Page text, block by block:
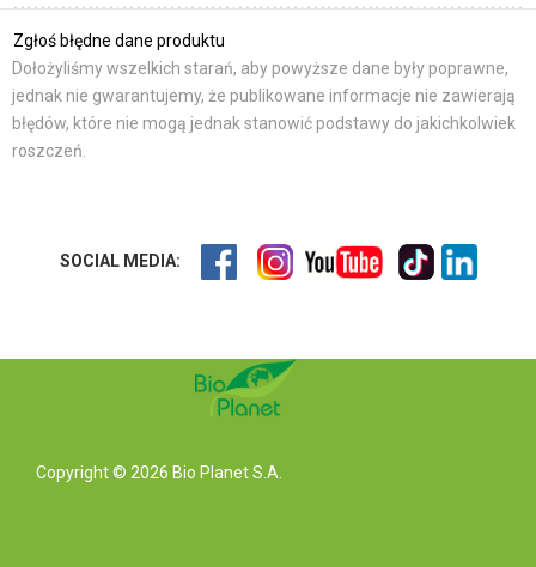
Zgłoś błędne dane produktu
Dołożyliśmy wszelkich starań, aby powyższe dane były poprawne,
jednak nie gwarantujemy, że publikowane informacje nie zawierają
błędów, które nie mogą jednak stanowić podstawy do jakichkolwiek
roszczeń.
SOCIAL MEDIA:
Copyright © 2026 Bio Planet S.A.